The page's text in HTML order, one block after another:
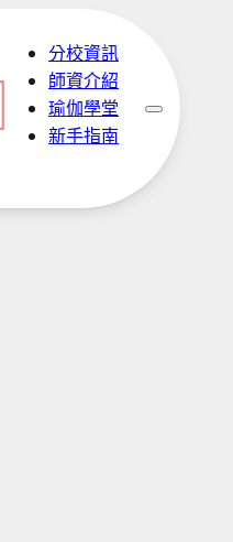
分校資訊
師資介紹
瑜伽學堂
新手指南